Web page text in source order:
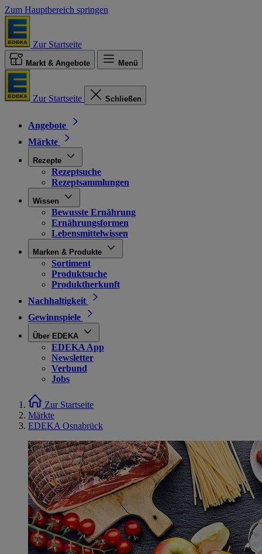
Zum Hauptbereich springen
Zur Startseite
Markt & Angebote Menü
Zur Startseite Schließen
Angebote
Märkte
Rezepte
Rezeptsuche
Rezeptsammlungen
Wissen
Bewusste Ernährung
Ernährungsformen
Lebensmittelwissen
Marken & Produkte
Sortiment
Produktsuche
Produktherkunft
Nachhaltigkeit
Gewinnspiele
Über EDEKA
EDEKA App
Newsletter
Verbund
Jobs
Zur Startseite
Märkte
EDEKA Osnabrück